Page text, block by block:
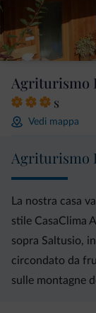
Agriturismo
s
Vedi mappa
Agriturismo
La nostra casa
stile CasaClima
sopra Saltusio,
circondato da
sulle montagne